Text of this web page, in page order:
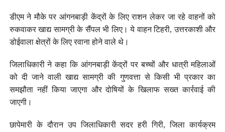
डीएम ने मौके पर आंगनबाड़ी केंद्रों के लिए राशन लेकर जा रहे वाहनों को
रुकवाकर खाद्य सामग्री के सैंपल भी लिए। ये वाहन टिहरी, उत्तरकाशी और
डोईवाला क्षेत्रों के लिए रवाना होने वाले थे।
जिलाधिकारी ने कहा कि आंगनबाड़ी केंद्रों पर बच्चों और धात्री महिलाओं
को दी जाने वाली खाद्य सामग्री की गुणवत्ता से किसी भी प्रकार का
समझौता नहीं किया जाएगा और दोषियों के खिलाफ सख्त कार्रवाई की
जाएगी।
छापेमारी के दौरान उप जिलाधिकारी सदर हरी गिरी, जिला कार्यक्रम